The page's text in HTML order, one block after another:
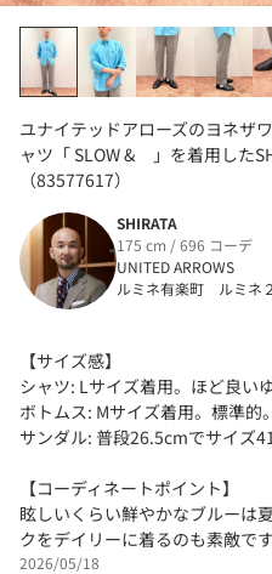
ユナイテッドアローズのヨネザ
ャツ「 SLOW & 」を着用した
（83577617）
SHIRATA
175 cm / 696 コーデ
UNITED ARROWS
ルミネ有楽町 ルミネ２
【サイズ感】
シャツ: Lサイズ着用。ほど良いゆ
ボトムス: Mサイズ着用。標準的。
サンダル: 普段26.5cmでサイズ
【コーディネートポイント】
眩しいくらい鮮やかなブルーは
クをデイリーに着るのも素敵です
2026/05/18